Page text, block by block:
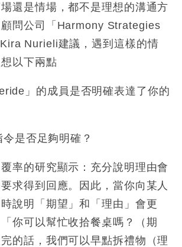
還是情場，都不是理想的溝通方
問公司「 Harmony Strategies
Kira Nurieli建議，遇到這樣的情
以下兩點
」的成員是否明確表達了你的
是否足夠明確？
率的研究顯示：充分說明理由會
求得到回應。因此，當你向某人
說明「期望」和「理由」會更
你可以幫忙收拾餐桌嗎？（期
的話，我們可以早點拆禮物（理